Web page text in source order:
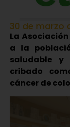
30 de marzo
La
a la
saludable y
cribado
cáncer de